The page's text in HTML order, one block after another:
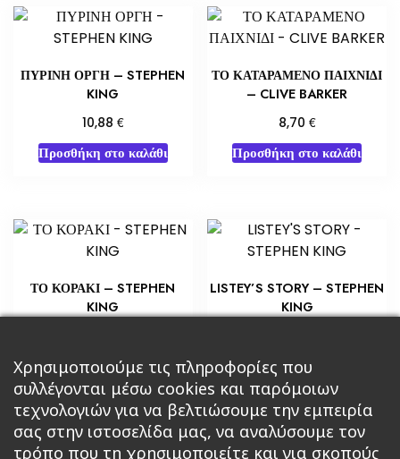
ΠΥΡΙΝΗ ΟΡΓΗ – STEPHEN
KING
10,88 €
Προσθήκη στο καλάθι
ΤΟ ΚΑΤΑΡΑΜΕΝΟ ΠΑΙΧΝΙΔΙ
– CLIVE BARKER
8,70 €
Προσθήκη στο καλάθι
ΤΟ ΚΟΡΑΚΙ – STEPHEN
KING
Προσθήκη στο καλάθι
LISTEY’S STORY – STEPHEN
KING
Προσθήκη στο καλάθι
Χρησιμοποιούμε τις πληροφορίες που
συλλέγονται μέσω cookies και παρόμοιων
τεχνολογιών για να βελτιώσουμε την εμπειρία
σας στην ιστοσελίδα μας, να αναλύσουμε τον
τρόπο που τη χρησιμοποιείτε και για σκοπούς